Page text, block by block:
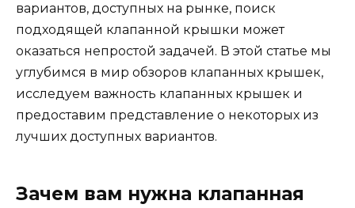
вариантов, доступных на рынке, поиск
подходящей клапанной крышки может
оказаться непростой задачей. В этой статье мы
углубимся в мир обзоров клапанных крышек,
исследуем важность клапанных крышек и
предоставим представление о некоторых из
лучших доступных вариантов.
Зачем вам нужна клапанная